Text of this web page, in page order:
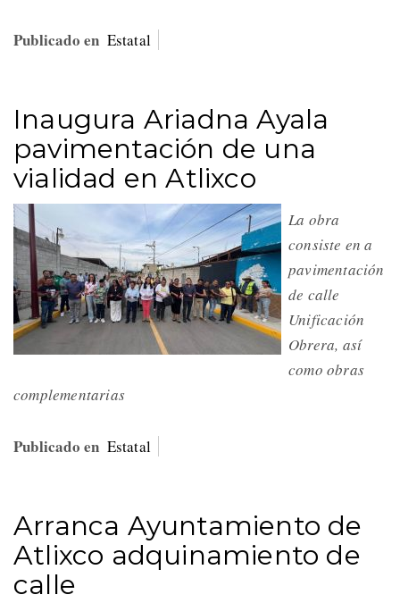
Publicado en Estatal
Inaugura Ariadna Ayala
pavimentación de una
vialidad en Atlixco
La obra
consiste en a
pavimentación
de calle
Unificación
Obrera, así
como obras
complementarias
Publicado en Estatal
Arranca Ayuntamiento de
Atlixco adquinamiento de
calle